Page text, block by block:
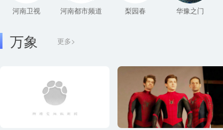
河南卫视 河南都市频道 梨园春 华豫之门
更多>
万象